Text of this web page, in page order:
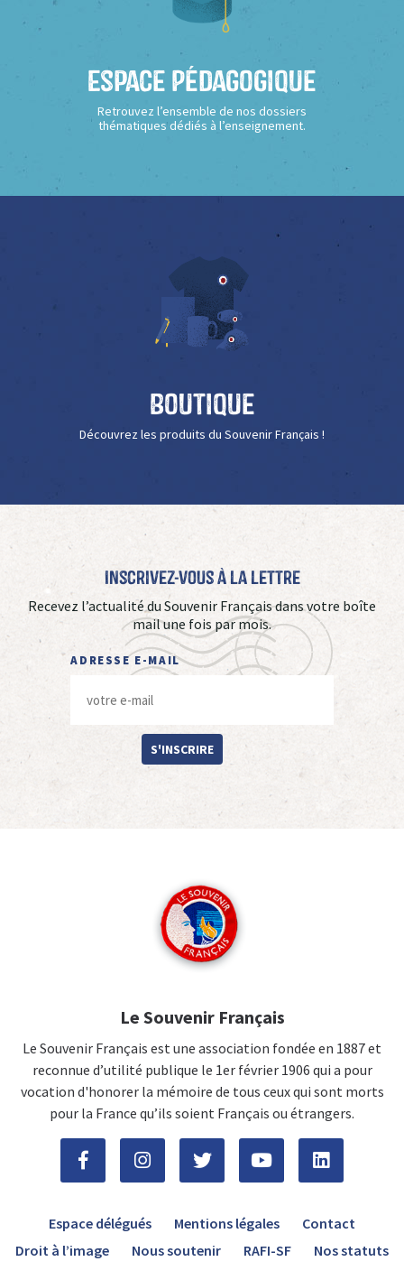
Espace Pédagogique
Retrouvez l’ensemble de nos dossiers
thématiques dédiés à l’enseignement.
Boutique
Découvrez les produits du Souvenir Français !
Inscrivez-vous à La Lettre
Recevez l’actualité du Souvenir Français dans votre boîte
mail une fois par mois.
ADRESSE E-MAIL
S'INSCRIRE
Le Souvenir Français
Le Souvenir Français est une association fondée en 1887 et
reconnue d’utilité publique le 1er février 1906 qui a pour
vocation d'honorer la mémoire de tous ceux qui sont morts
pour la France qu’ils soient Français ou étrangers.
Espace délégués Mentions légales
Contact
Droit à l’image
Nous soutenir RAFI-SF Nos statuts